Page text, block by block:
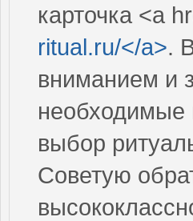
карточка <a
ritual.ru/</a>.
вниманием и
выбор
Советую